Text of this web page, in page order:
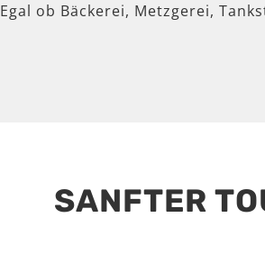
Egal ob Bäckerei, Metzgerei,
SANFTER